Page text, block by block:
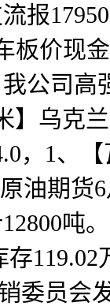
报
价现
公司
】乌克
，1、
油期
吨
委员会